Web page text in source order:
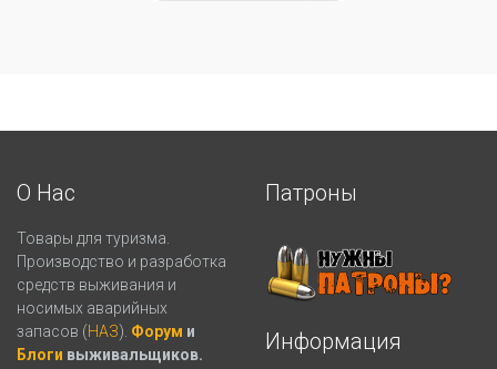
О Нас
Товары для туризма.
Производство и разработка
средств выживания и
носимых аварийных
запасов (НАЗ). Форум и
Блоги выживальщиков.
Патроны
Информация